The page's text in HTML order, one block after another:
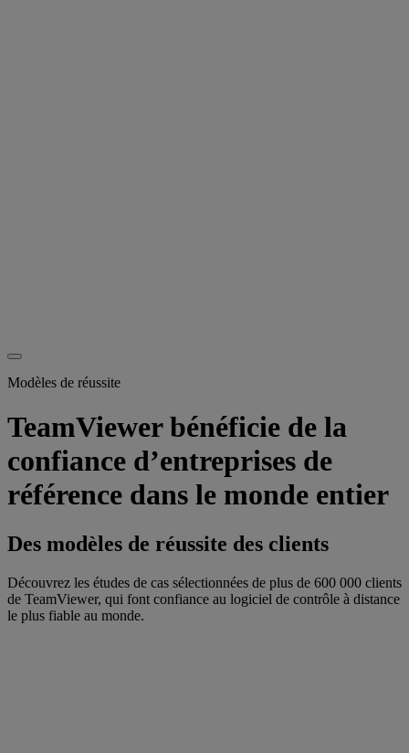
Modèles de réussite
TeamViewer bénéficie de la
confiance d’entreprises de
référence dans le monde entier
Des modèles de réussite des clients
Découvrez les études de cas sélectionnées de plus de 600 000 clients
de TeamViewer, qui font confiance au logiciel de contrôle à distance
le plus fiable au monde.